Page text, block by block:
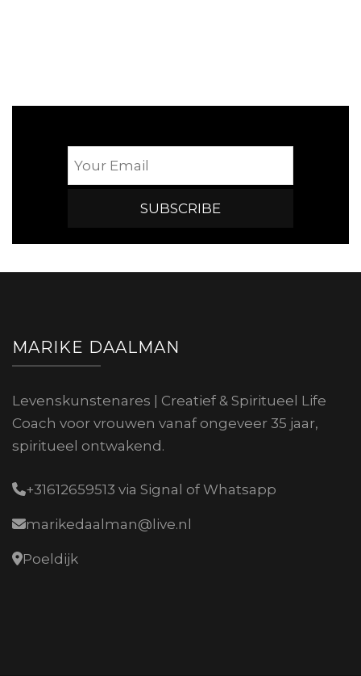
MARIKE DAALMAN
Levenskunstenares | Creatief & Spiritueel Life
Coach voor vrouwen vanaf ongeveer 35 jaar,
spiritueel ontwakend.
+31612659513 via Signal of Whatsapp
marikedaalman@live.nl
Poeldijk